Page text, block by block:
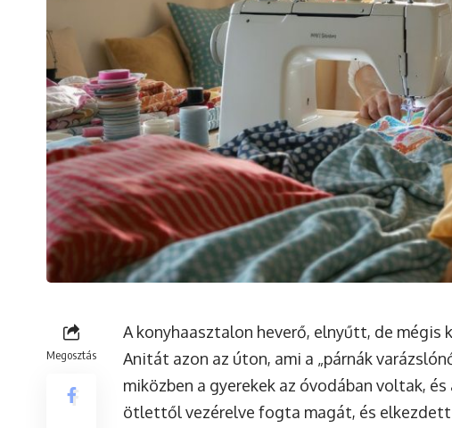
Megosztás
A konyhaasztalon heverő, elnyűtt, de
Anitát azon az úton, ami a „párnák
miközben a gyerekek az óvodában voltak,
ötlettől vezérelve fogta magát, és elkezdett